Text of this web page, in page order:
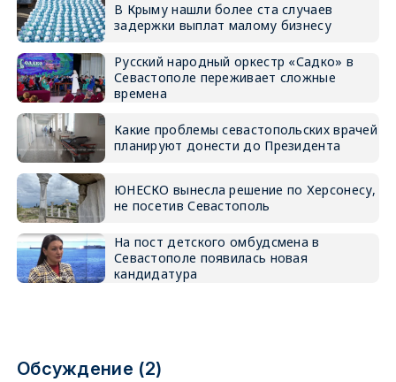
В Крыму нашли более ста случаев
задержки выплат малому бизнесу
Русский народный оркестр «Садко» в
Севастополе переживает сложные
времена
Какие проблемы севастопольских врачей
планируют донести до Президента
ЮНЕСКО вынесла решение по Херсонесу,
не посетив Севастополь
На пост детского омбудсмена в
Севастополе появилась новая
кандидатура
Обсуждение (2)